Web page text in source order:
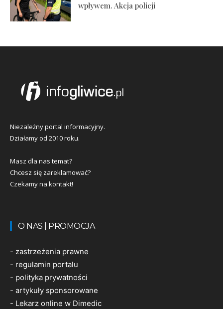
wpływem. Akcja policji
Niezależny portal informacyjny.
Działamy od 2010 roku.
Masz dla nas temat?
Chcesz się zareklamować?
Czekamy na kontakt!
O NAS | PROMOCJA
- zastrzeżenia prawne
- regulamin portalu
- polityka prywatności
- artykuły sponsorowane
- Lekarz online w Dimedic